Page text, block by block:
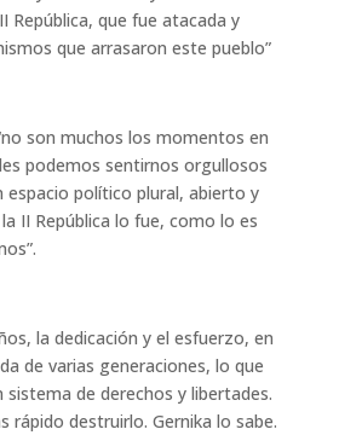
República, que fue atacada y
que arrasaron este pueblo”
son muchos los momentos en
podemos sentirnos orgullosos
espacio político plural, abierto y
II República lo fue, como lo es
la dedicación y el esfuerzo, en
de varias generaciones, lo que
de derechos y libertades.
rápido destruirlo. Gernika lo sabe.